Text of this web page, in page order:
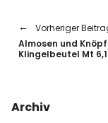
Vorheriger
Almosen und
Klingelbeutel Mt
Archiv